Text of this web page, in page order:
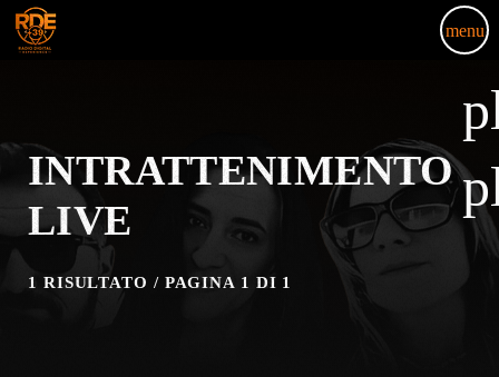
menu
INTRATTENIMENTO
LIVE
1 RISULTATO / PAGINA 1 DI 1